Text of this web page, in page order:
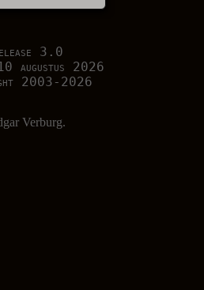
3.0
10 augustus 2026
2003-2026
Verburg.